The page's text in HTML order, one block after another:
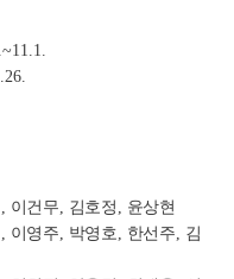
이건무 김호정
윤상현
이영주 박영호 한선주
김